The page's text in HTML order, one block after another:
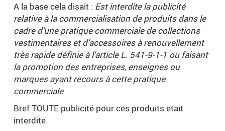
A la base cela disait : Est interdite la publicité
relative à la commercialisation de produits dans le
cadre d’une pratique commerciale de collections
vestimentaires et d’accessoires à renouvellement
très rapide définie à l’article L. 541‑9‑1‑1 ou faisant
la promotion des entreprises, enseignes ou
marques ayant recours à cette pratique
commerciale
Bref TOUTE publicité pour ces produits etait
interdite.